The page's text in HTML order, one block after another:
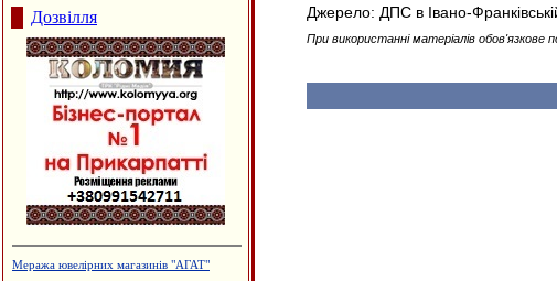
Дозвілля
Меража ювелірних магазинів "АГАТ"
Джерело: ДПС в Івано-
При використанні матеріалів обов'язкове